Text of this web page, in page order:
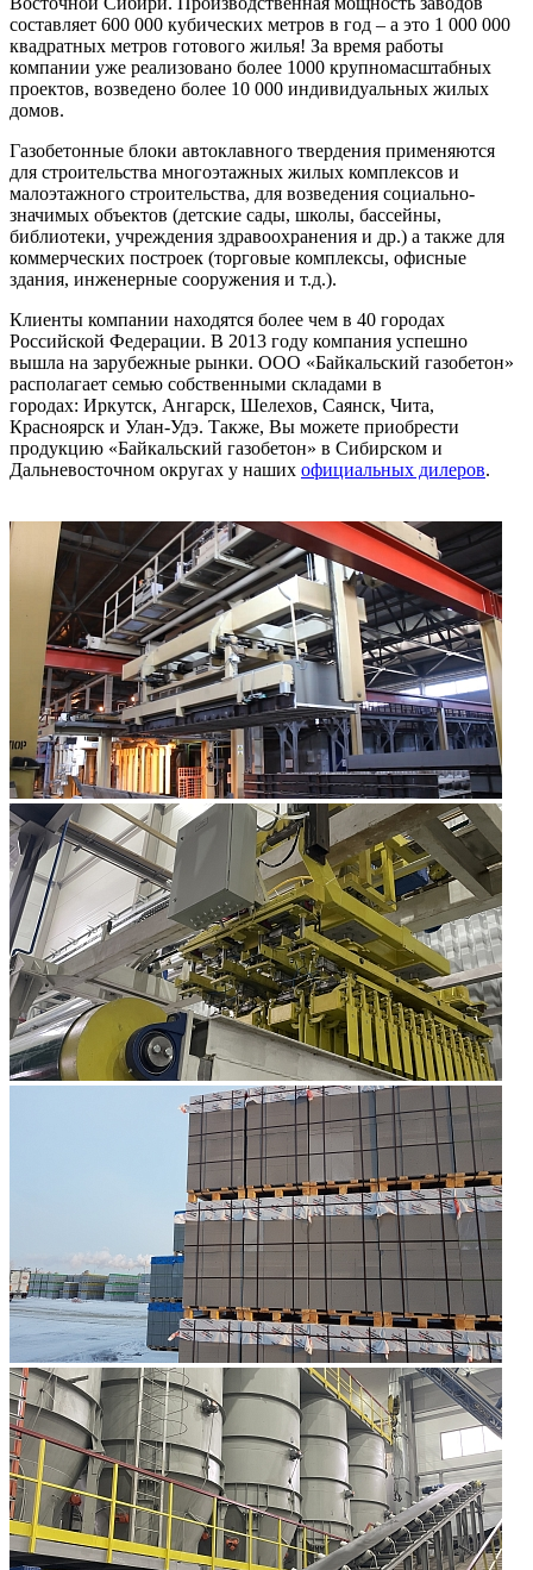
составляет 600 000 кубических метров в год – а это 1 000 000
квадратных метров готового жилья! За время работы
компании уже реализовано более 1000 крупномасштабных
проектов, возведено более 10 000 индивидуальных жилых
домов.
Газобетонные блоки автоклавного твердения применяются
для строительства многоэтажных жилых комплексов и
малоэтажного строительства, для возведения социально-
значимых объектов (детские сады, школы, бассейны,
библиотеки, учреждения здравоохранения и др.) а также для
коммерческих построек (торговые комплексы, офисные
здания, инженерные сооружения и т.д.).
Клиенты компании находятся более чем в 40 городах
Российской Федерации. В 2013 году компания успешно
вышла на зарубежные рынки. ООО «Байкальский газобетон»
располагает семью собственными складами в
городах: Иркутск, Ангарск, Шелехов, Саянск, Чита,
Красноярск и Улан-Удэ. Также, Вы можете приобрести
продукцию «Байкальский газобетон» в Сибирском и
Дальневосточном округах у наших официальных дилеров.